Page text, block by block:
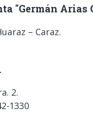
"Germán Arias
– Caraz.
2.
1330